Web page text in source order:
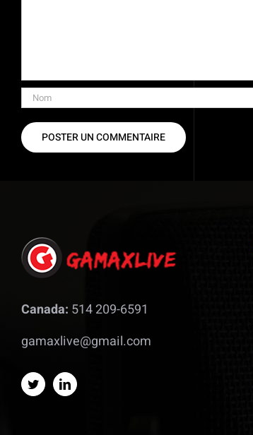
Canada: 514 209-6591
gamaxlive@gmail.com